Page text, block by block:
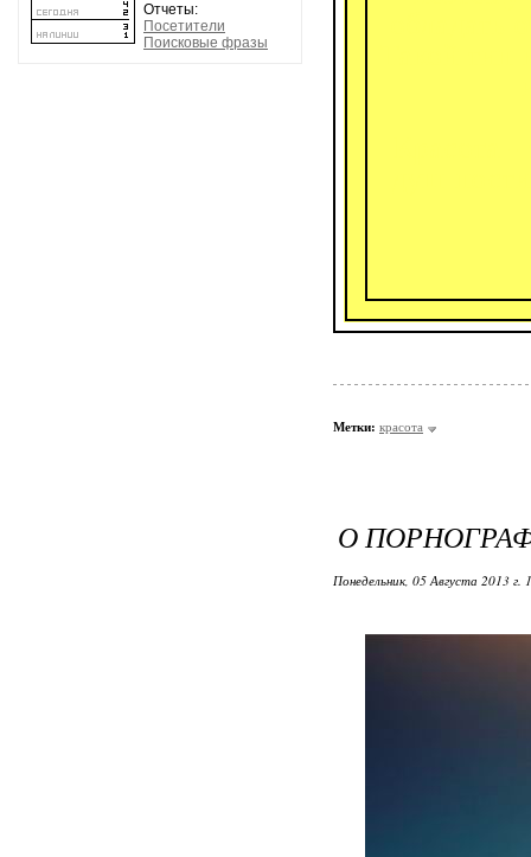
Отчеты:
Посетители
Поисковые фразы
Метки: красота
О
Понедельник, 05 Августа 2013 г.